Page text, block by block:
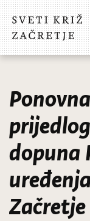
dopuna
Začretje